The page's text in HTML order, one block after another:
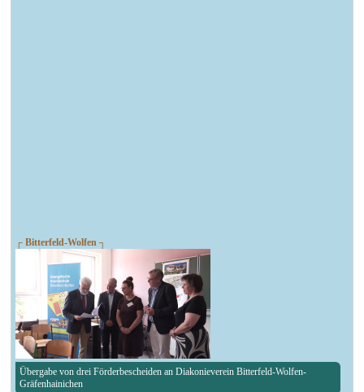
┌ Bitterfeld-Wolfen ┐
Übergabe von drei Förderbescheiden an Diakonieverein Bitterfeld-Wolfen-
Gräfenhainichen